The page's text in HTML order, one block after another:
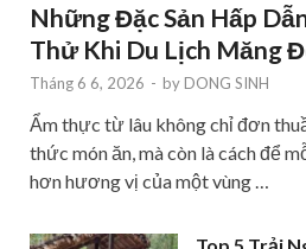
Những Đặc Sản Hấp
Thử Khi Du Lịch Măng
Tháng 6 6, 2026 - by DONG SINH
Ẩm thực từ lâu không chỉ đơn
thức món ăn, mà còn là cách để
hơn hương vị của một vùng …